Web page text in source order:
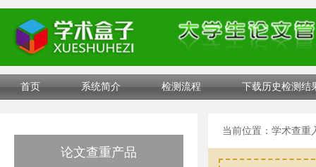
首页 系统简介 检测流程 下载历史检测结
论文查重产品
当前位置： 学术查重